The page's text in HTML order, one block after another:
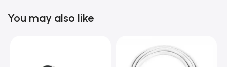
You may also like